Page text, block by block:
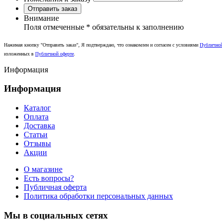
Отправить заказ
Внимание
Поля отмеченные * обязательны к заполнению
Нажимая кнопку "Отправить заказ", Я подтверждаю, что ознакомлен и согласен с условиями
изложенных в Публичной оферте
Информация
Информация
Каталог
Оплата
Доставка
Статьи
Отзывы
Акции
О магазине
Есть вопросы?
Публичная оферта
Политика обработки персональных данных
Мы в социальных сетях